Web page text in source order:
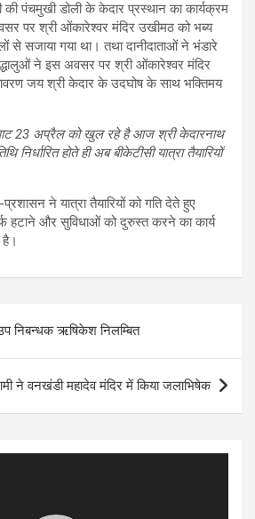
की पंचमुखी डोली के केदार प्रस्थान का कार्यक्रम
पर श्री ओंकारेश्वर मंदिर उखीमठ को भब्य
से सजाया गया था। तथा दानीदाताओं ने भंडारे
ने इस अवसर पर श्री ओंकारेश्वर मंदिर
जय श्री केदार के उदघोष के साथ भक्तिमय
23 अप्रैल को खुल रहे है आज श्री केदारनाथ
होते ही अब बीकेटीसी यात्रा तैयारियों
प्रशासन ने यात्रा तैयारियों को गति देते हुए
हटाने और सुविधाओं को दुरुस्त करने का कार्य
निबन्धक ऋषिकेश निलम्बित
ने वनखंडी महादेव मंदिर में किया जलाभिषेक